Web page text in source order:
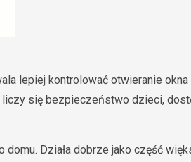
lepiej kontrolować otwieranie
się bezpieczeństwo dzieci,
Działa dobrze jako część